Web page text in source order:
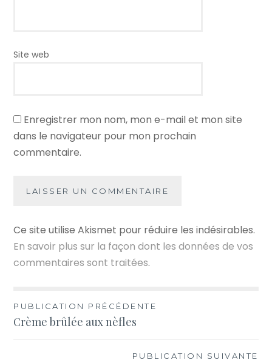
Site web
Enregistrer mon nom, mon e-mail et mon site
dans le navigateur pour mon prochain
commentaire.
Ce site utilise Akismet pour réduire les indésirables.
En savoir plus sur la façon dont les données de vos
commentaires sont traitées.
Navigation
de
PUBLICATION PRÉCÉDENTE
Crème brûlée aux nèfles
PUBLICATION SUIVANTE